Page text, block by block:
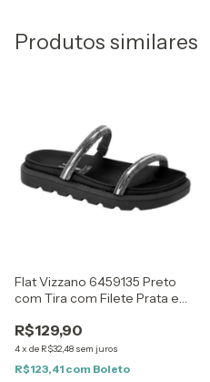
Produtos similares
Flat Vizzano 6459135 Preto
com Tira com Filete Prata e
R$129,90
4x de R$32,48 sem juros
R$123,41 com Boleto